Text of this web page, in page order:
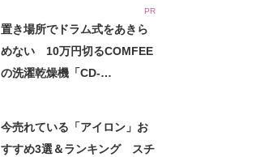
PR
置き場所でドラム式をあきら
めない 10万円切るCOMFEE
の洗濯乾燥機「CD-
今売れている「アイロン」お
すすめ3選＆ランキング スチ